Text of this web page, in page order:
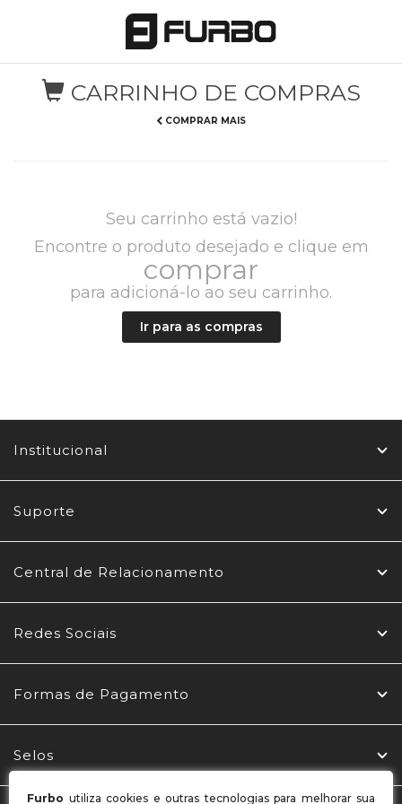
Furbo utiliza cookies e outras tecnologias para melhorar sua
CARRINHO DE COMPRAS
COMPRAR MAIS
Seu carrinho está vazio!
Encontre o produto desejado e clique em
comprar
para adicioná-lo ao seu carrinho.
Ir para as compras
Institucional
Suporte
Central de Relacionamento
Redes Sociais
Formas de Pagamento
Selos